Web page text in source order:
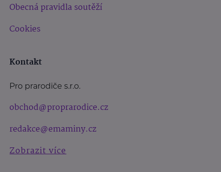
Obecná pravidla soutěží
Cookies
Kontakt
Pro prarodiče s.r.o.
obchod@proprarodice.cz
redakce@emaminy.cz
Zobrazit více